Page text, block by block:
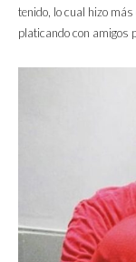
tenido, lo cual hizo
platicando con amigos